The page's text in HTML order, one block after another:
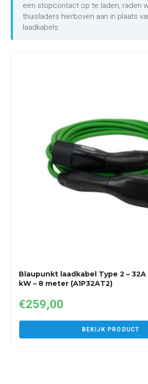
een stopcontact op te laden, raden
thuisladers hierboven aan in plaats
laadkabels.
Blaupunkt laadkabel Type 2 – 32A
kW – 8 meter (A1P32AT2)
€259,00
BEKIJK PRODUCT